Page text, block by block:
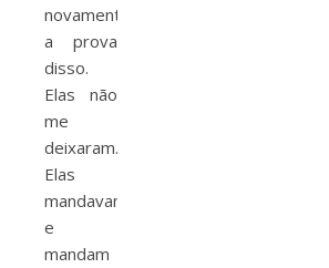
novamente
a prova
disso.
Elas não
me
deixaram.
Elas
mandavam
e
mandam